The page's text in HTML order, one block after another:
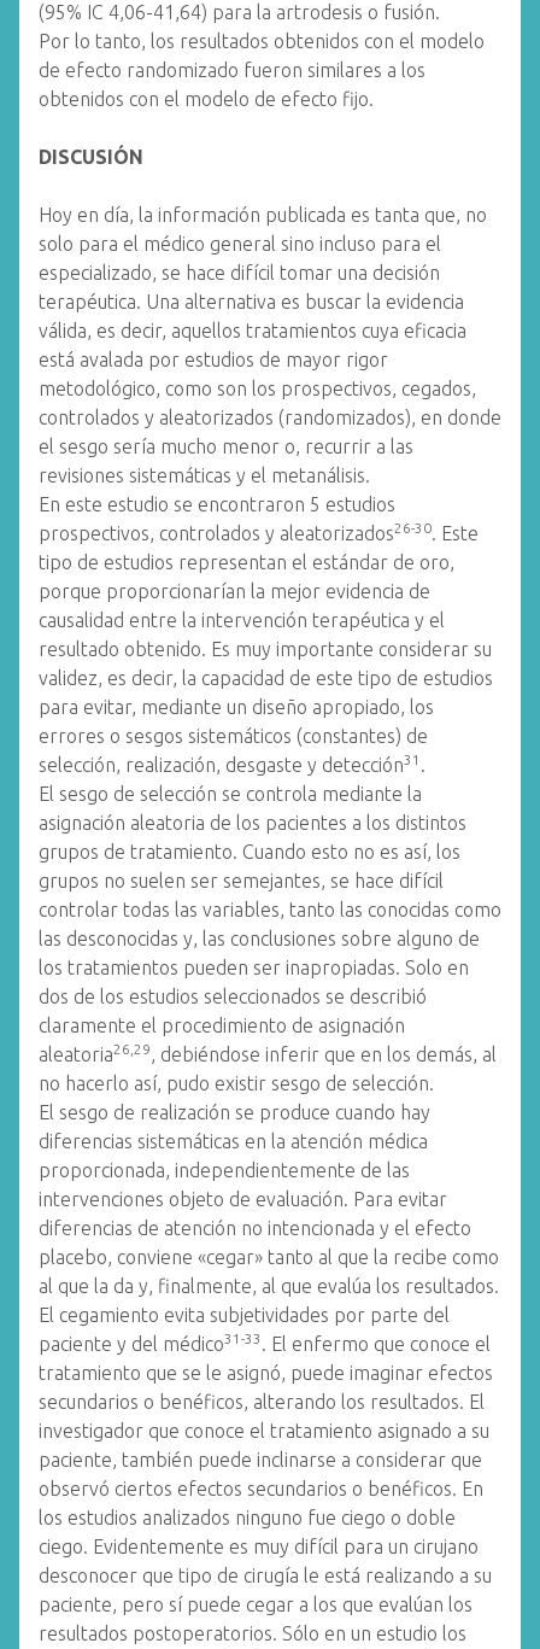
(95% IC 4,06-41,64) para la artrodesis o fusión.
Por lo tanto, los resultados obtenidos con el modelo
de efecto randomizado fueron similares a los
obtenidos con el modelo de efecto fijo.
DISCUSIÓN
Hoy en día, la información publicada es tanta que, no
solo para el médico general sino incluso para el
especializado, se hace difícil tomar una decisión
terapéutica. Una alternativa es buscar la evidencia
válida, es decir, aquellos tratamientos cuya eficacia
está avalada por estudios de mayor rigor
metodológico, como son los prospectivos, cegados,
controlados y aleatorizados (randomizados), en donde
el sesgo sería mucho menor o, recurrir a las
revisiones sistemáticas y el metanálisis.
En este estudio se encontraron 5 estudios
prospectivos, controlados y aleatorizados26-30. Este
tipo de estudios representan el estándar de oro,
porque proporcionarían la mejor evidencia de
causalidad entre la intervención terapéutica y el
resultado obtenido. Es muy importante considerar su
validez, es decir, la capacidad de este tipo de estudios
para evitar, mediante un diseño apropiado, los
errores o sesgos sistemáticos (constantes) de
selección, realización, desgaste y detección31 .
El sesgo de selección se controla mediante la
asignación aleatoria de los pacientes a los distintos
grupos de tratamiento. Cuando esto no es así, los
grupos no suelen ser semejantes, se hace difícil
controlar todas las variables, tanto las conocidas como
las desconocidas y, las conclusiones sobre alguno de
los tratamientos pueden ser inapropiadas. Solo en
dos de los estudios seleccionados se describió
claramente el procedimiento de asignación
aleatoria26,29, debiéndose inferir que en los demás, al
no hacerlo así, pudo existir sesgo de selección.
El sesgo de realización se produce cuando hay
diferencias sistemáticas en la atención médica
proporcionada, independientemente de las
intervenciones objeto de evaluación. Para evitar
diferencias de atención no intencionada y el efecto
placebo, conviene «cegar» tanto al que la recibe como
al que la da y, finalmente, al que evalúa los resultados.
El cegamiento evita subjetividades por parte del
paciente y del médico31-33 . El enfermo que conoce el
tratamiento que se le asignó, puede imaginar efectos
secundarios o benéficos, alterando los resultados. El
investigador que conoce el tratamiento asignado a su
paciente, también puede inclinarse a considerar que
observó ciertos efectos secundarios o benéficos. En
los estudios analizados ninguno fue ciego o doble
ciego. Evidentemente es muy difícil para un cirujano
desconocer que tipo de cirugía le está realizando a su
paciente, pero sí puede cegar a los que evalúan los
resultados postoperatorios. Sólo en un estudio los